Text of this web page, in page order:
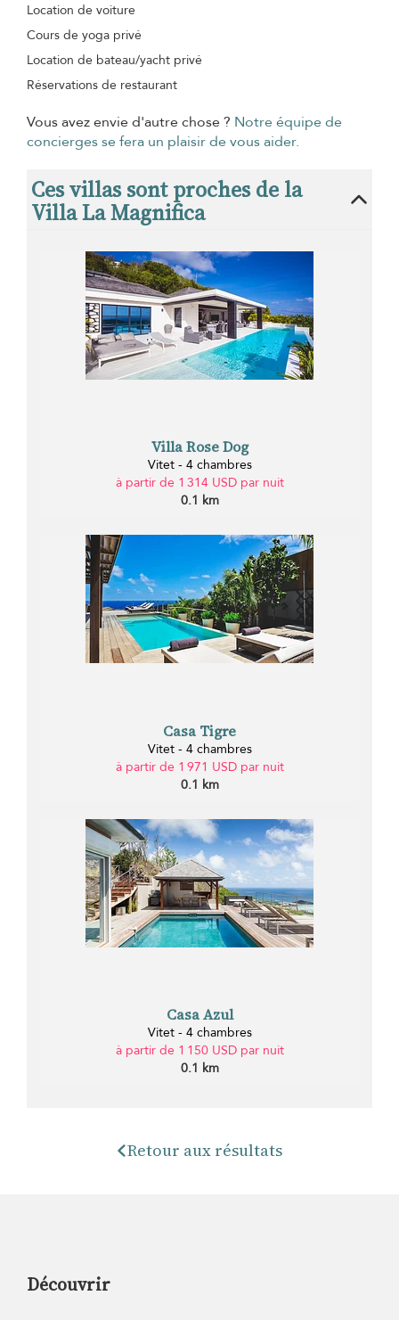
Location de voiture
Cours de yoga privé
Location de bateau/yacht privé
Réservations de restaurant
Vous avez envie d'autre chose ? Notre équipe de
concierges se fera un plaisir de vous aider.
Ces villas sont proches de la
Villa La Magnifica
Villa Rose Dog
Vitet - 4 chambres
à partir de 1 314 USD par nuit
0.1 km
Casa Tigre
Vitet - 4 chambres
à partir de 1 971 USD par nuit
0.1 km
Casa Azul
Vitet - 4 chambres
à partir de 1 150 USD par nuit
0.1 km
Retour aux résultats
Découvrir